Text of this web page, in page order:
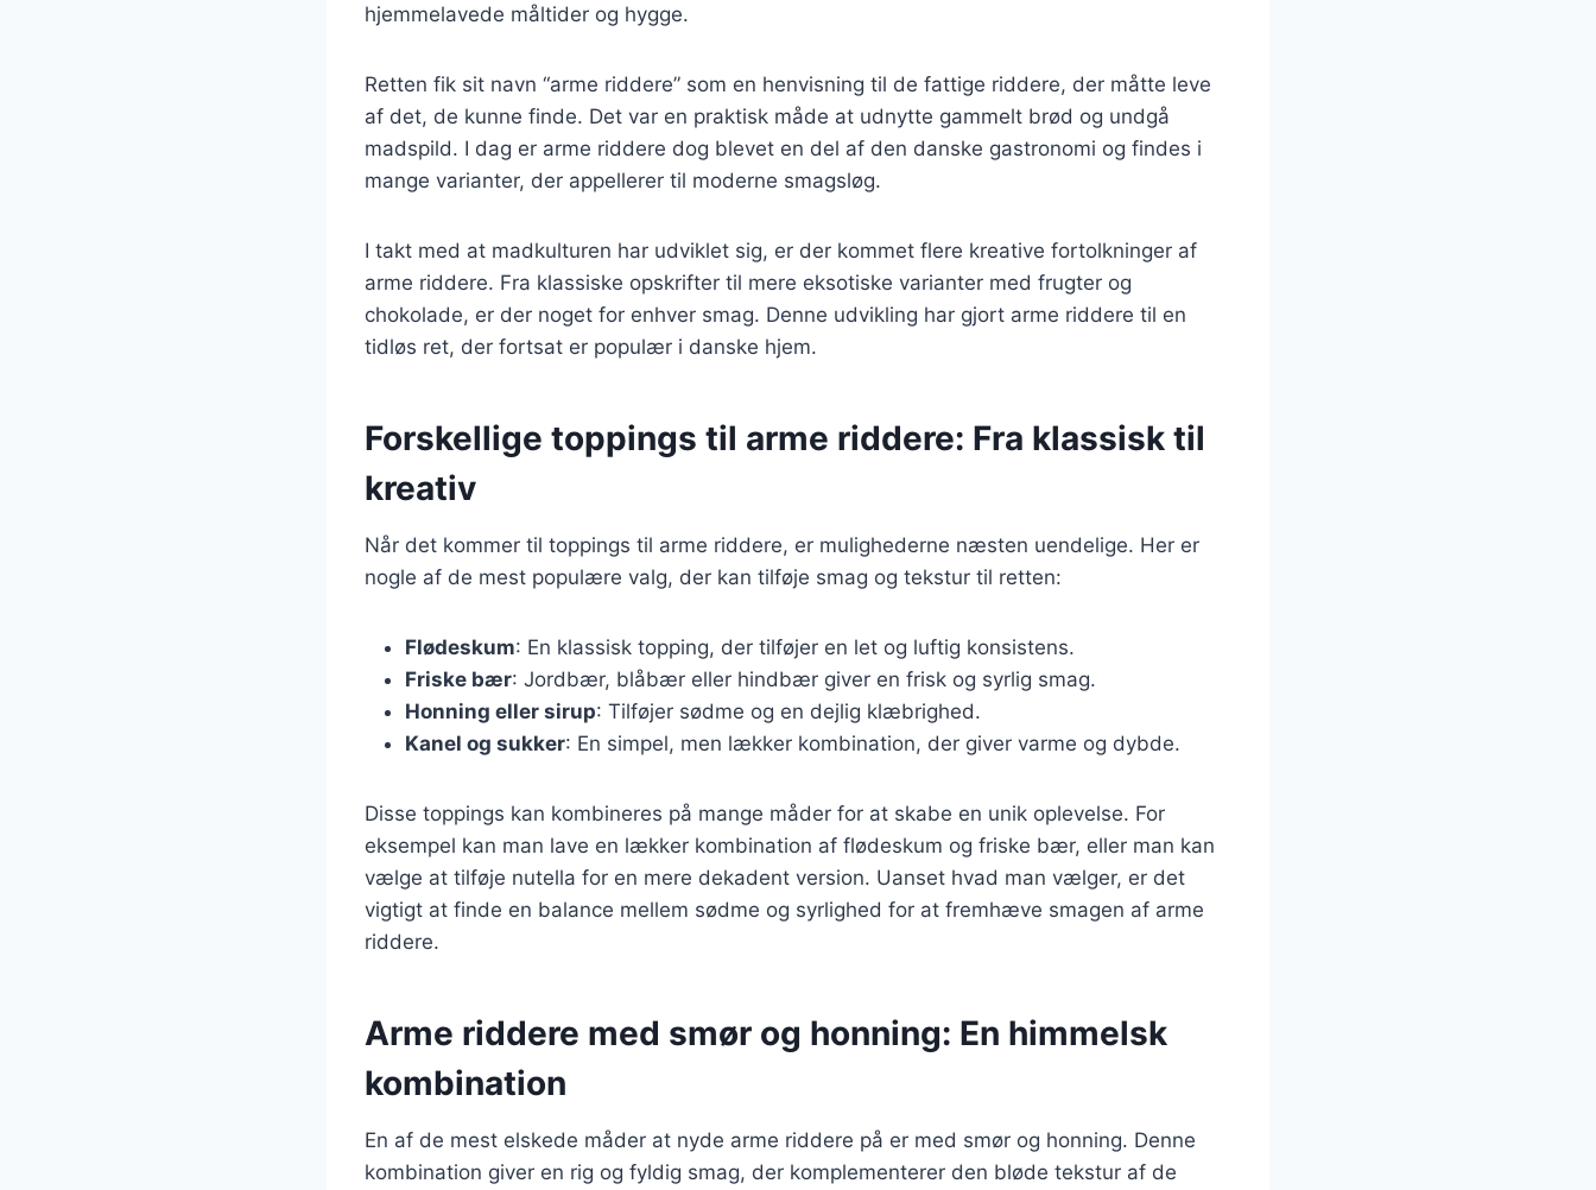
hjemmelavede måltider og hygge.
Retten fik sit navn “arme riddere” som en henvisning til de fattige riddere, der måtte leve
af det, de kunne finde. Det var en praktisk måde at udnytte gammelt brød og undgå
madspild. I dag er arme riddere dog blevet en del af den danske gastronomi og findes i
mange varianter, der appellerer til moderne smagsløg.
I takt med at madkulturen har udviklet sig, er der kommet flere kreative fortolkninger af
arme riddere. Fra klassiske opskrifter til mere eksotiske varianter med frugter og
chokolade, er der noget for enhver smag. Denne udvikling har gjort arme riddere til en
tidløs ret, der fortsat er populær i danske hjem.
Forskellige toppings til arme riddere: Fra klassisk til
kreativ
Når det kommer til toppings til arme riddere, er mulighederne næsten uendelige. Her er
nogle af de mest populære valg, der kan tilføje smag og tekstur til retten:
Flødeskum: En klassisk topping, der tilføjer en let og luftig konsistens.
Friske bær: Jordbær, blåbær eller hindbær giver en frisk og syrlig smag.
Honning eller sirup: Tilføjer sødme og en dejlig klæbrighed.
Kanel og sukker: En simpel, men lækker kombination, der giver varme og dybde.
Disse toppings kan kombineres på mange måder for at skabe en unik oplevelse. For
eksempel kan man lave en lækker kombination af flødeskum og friske bær, eller man kan
vælge at tilføje nutella for en mere dekadent version. Uanset hvad man vælger, er det
vigtigt at finde en balance mellem sødme og syrlighed for at fremhæve smagen af arme
riddere.
Arme riddere med smør og honning: En himmelsk
kombination
En af de mest elskede måder at nyde arme riddere på er med smør og honning. Denne
kombination giver en rig og fyldig smag, der komplementerer den bløde tekstur af de